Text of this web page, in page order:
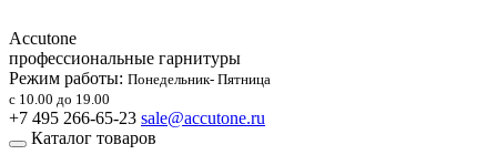
Accutone
профессиональные гарнитуры
Режим работы: Понедельник- Пятница
с 10.00 до 19.00
+7 495 266-65-23 sale@accutone.ru
Каталог товаров